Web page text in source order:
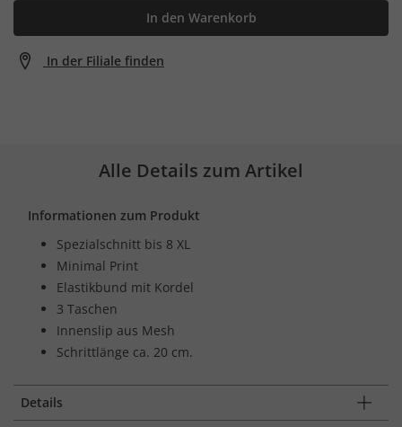
In den Warenkorb
In der Filiale finden
Alle Details zum Artikel
Informationen zum Produkt
Spezialschnitt bis 8 XL
Minimal Print
Elastikbund mit Kordel
3 Taschen
Innenslip aus Mesh
Schrittlänge ca. 20 cm.
Details